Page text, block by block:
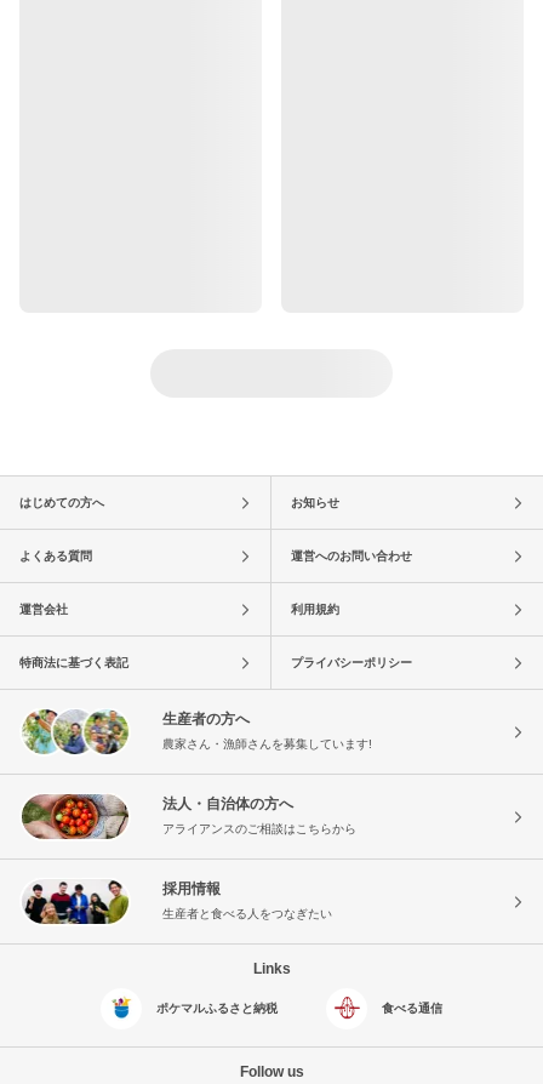
はじめての方へ お知らせ
よくある質問 運営へのお問い合わせ
運営会社 利用規約
特商法に基づく表記 プライバシーポリシー
生産者の方へ
農家さん・漁師さんを募集しています!
法人・自治体の方へ
アライアンスのご相談はこちらから
採用情報
生産者と食べる人をつなぎたい
Links
ポケマルふるさと納税 食べる通信
Follow us